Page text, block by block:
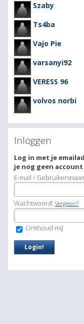
Szaby
Ts4ba
Vajo Pie
varsanyi92
VERESS 96
volvos norbi
Inloggen
Log in met je
je nog geen
E-mail /
Wachtwoord: Vergeten?
Onthoud mij